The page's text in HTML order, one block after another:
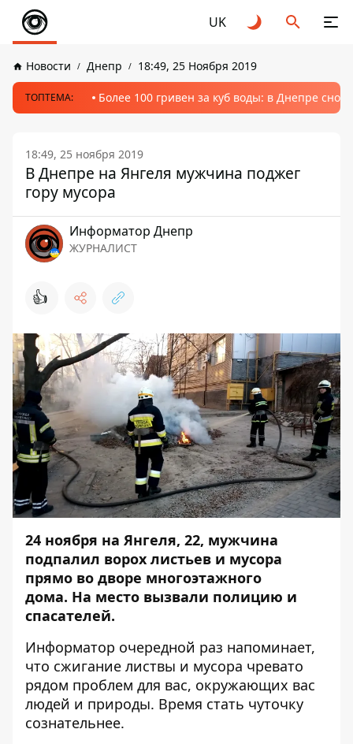
UK
Новости Днепр 18:49, 25 Ноября 2019
ТОПТЕМА: Более 100 гривен за куб воды: в Днепре
18:49, 25 ноября 2019
В Днепре на Янгеля мужчина поджег
гору мусора
Информатор Днепр
ЖУРНАЛИСТ
👍
24 ноября на Янгеля, 22, мужчина
подпалил ворох листьев и мусора
прямо во дворе многоэтажного
дома. На место вызвали полицию и
спасателей.
Информатор очередной раз напоминает,
что сжигание листвы и мусора чревато
рядом проблем для вас, окружающих вас
людей и природы. Время стать чуточку
сознательнее.